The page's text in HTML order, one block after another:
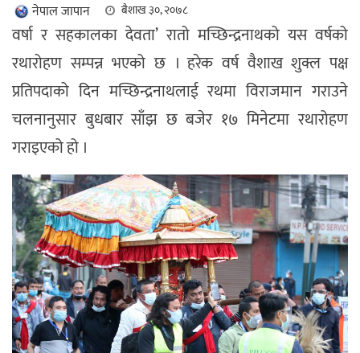
नेपाल जापान बैशाख ३०, २०७८
वर्षा र सहकालका देवता’ रातो मच्छिन्द्रनाथको यस वर्षको
रथारोहण सम्पन्न भएको छ । हरेक वर्ष वैशाख शुक्ल पक्ष
प्रतिपदाको दिन मच्छिन्द्रनाथलाई रथमा विराजमान गराउने
चलनानुसार बुधबार साँझ छ बजेर १७ मिनेटमा रथारोहण
गराइएको हो ।